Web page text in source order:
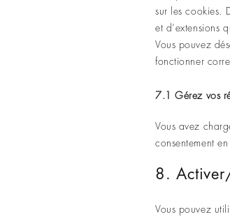
sur les cookies.
et d’extensions
Vous pouvez
fonctionner
7.1 Gérez vos
Vous avez
consentement
8.
Vous pouvez